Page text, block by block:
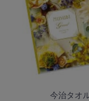
今治タオ